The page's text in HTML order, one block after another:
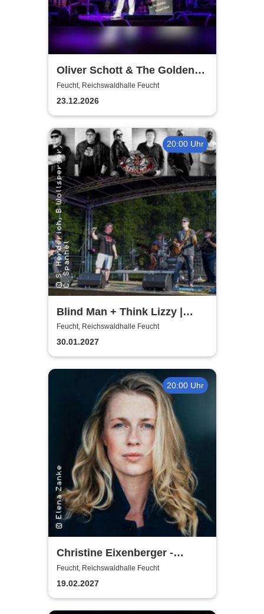
Oliver Schott & The Golden
Gospel Choir |Gospel &
Weihnachtskonzert
Feucht, Reichswaldhalle Feucht
23.12.2026
20:00 Uhr
Blind Man + Think Lizzy |
Tribute - Whitesnake + Thin
Lizzy
Feucht, Reichswaldhalle Feucht
30.01.2027
20:00 Uhr
Christine Eixenberger -
Vorpremiere
Feucht, Reichswaldhalle Feucht
19.02.2027